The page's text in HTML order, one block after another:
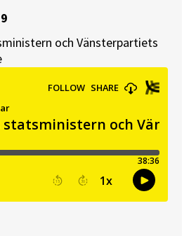
och Vänsterpartiets